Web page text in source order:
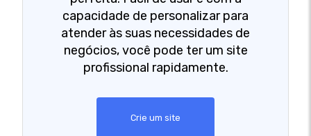
capacidade de personalizar para
atender às suas necessidades de
negócios, você pode ter um site
profissional rapidamente.
Crie um site